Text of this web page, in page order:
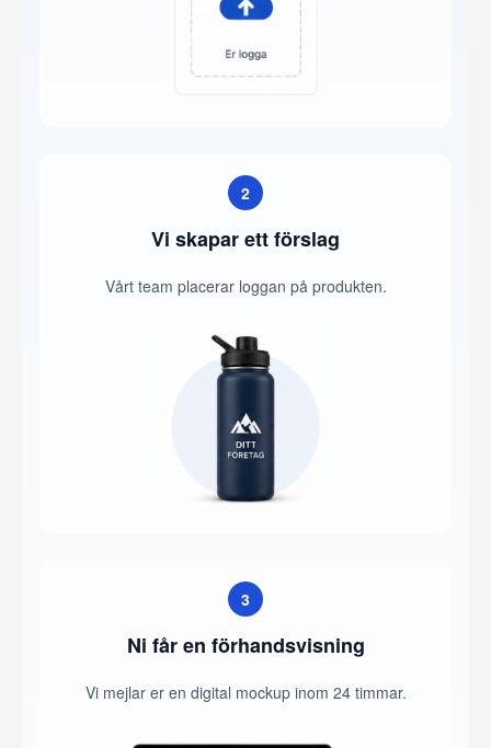
2
Vi skapar ett förslag
Vårt team placerar loggan på produkten.
3
Ni får en förhandsvisning
Vi mejlar er en digital mockup inom 24 timmar.